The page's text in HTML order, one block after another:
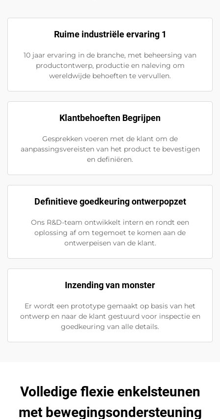
Ruime industriële ervaring 1
10 jaar ervaring in de branche, met beheersing van
productontwerp, productie en naleving om
wereldwijde behoeften te vervullen.
Klantbehoeften Begrijpen
Gesprekken voeren met de klant om de
aanpassingsvereisten van het product te bevestigen
en definiëren.
Definitieve goedkeuring ontwerpopzet
Ons R&D-team ontwikkelt intern en rondt een
oplossing af om tegemoet te komen aan de
ontwerpeisen van de klant.
Inzending van monster
Er wordt een prototype gemaakt op basis van het
ontwerp en naar de klant gestuurd voor inspectie en
goedkeuring van alle details.
Volledige flexie enkelsteunen
met bewegingsondersteuning